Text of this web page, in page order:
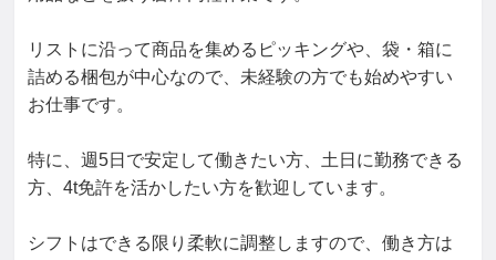
リストに沿って商品を集めるピッキングや、袋・箱に
詰める梱包が中心なので、未経験の方でも始めやすい
お仕事です。
特に、週5日で安定して働きたい方、土日に勤務できる
方、4t免許を活かしたい方を歓迎しています。
シフトはできる限り柔軟に調整しますので、働き方は